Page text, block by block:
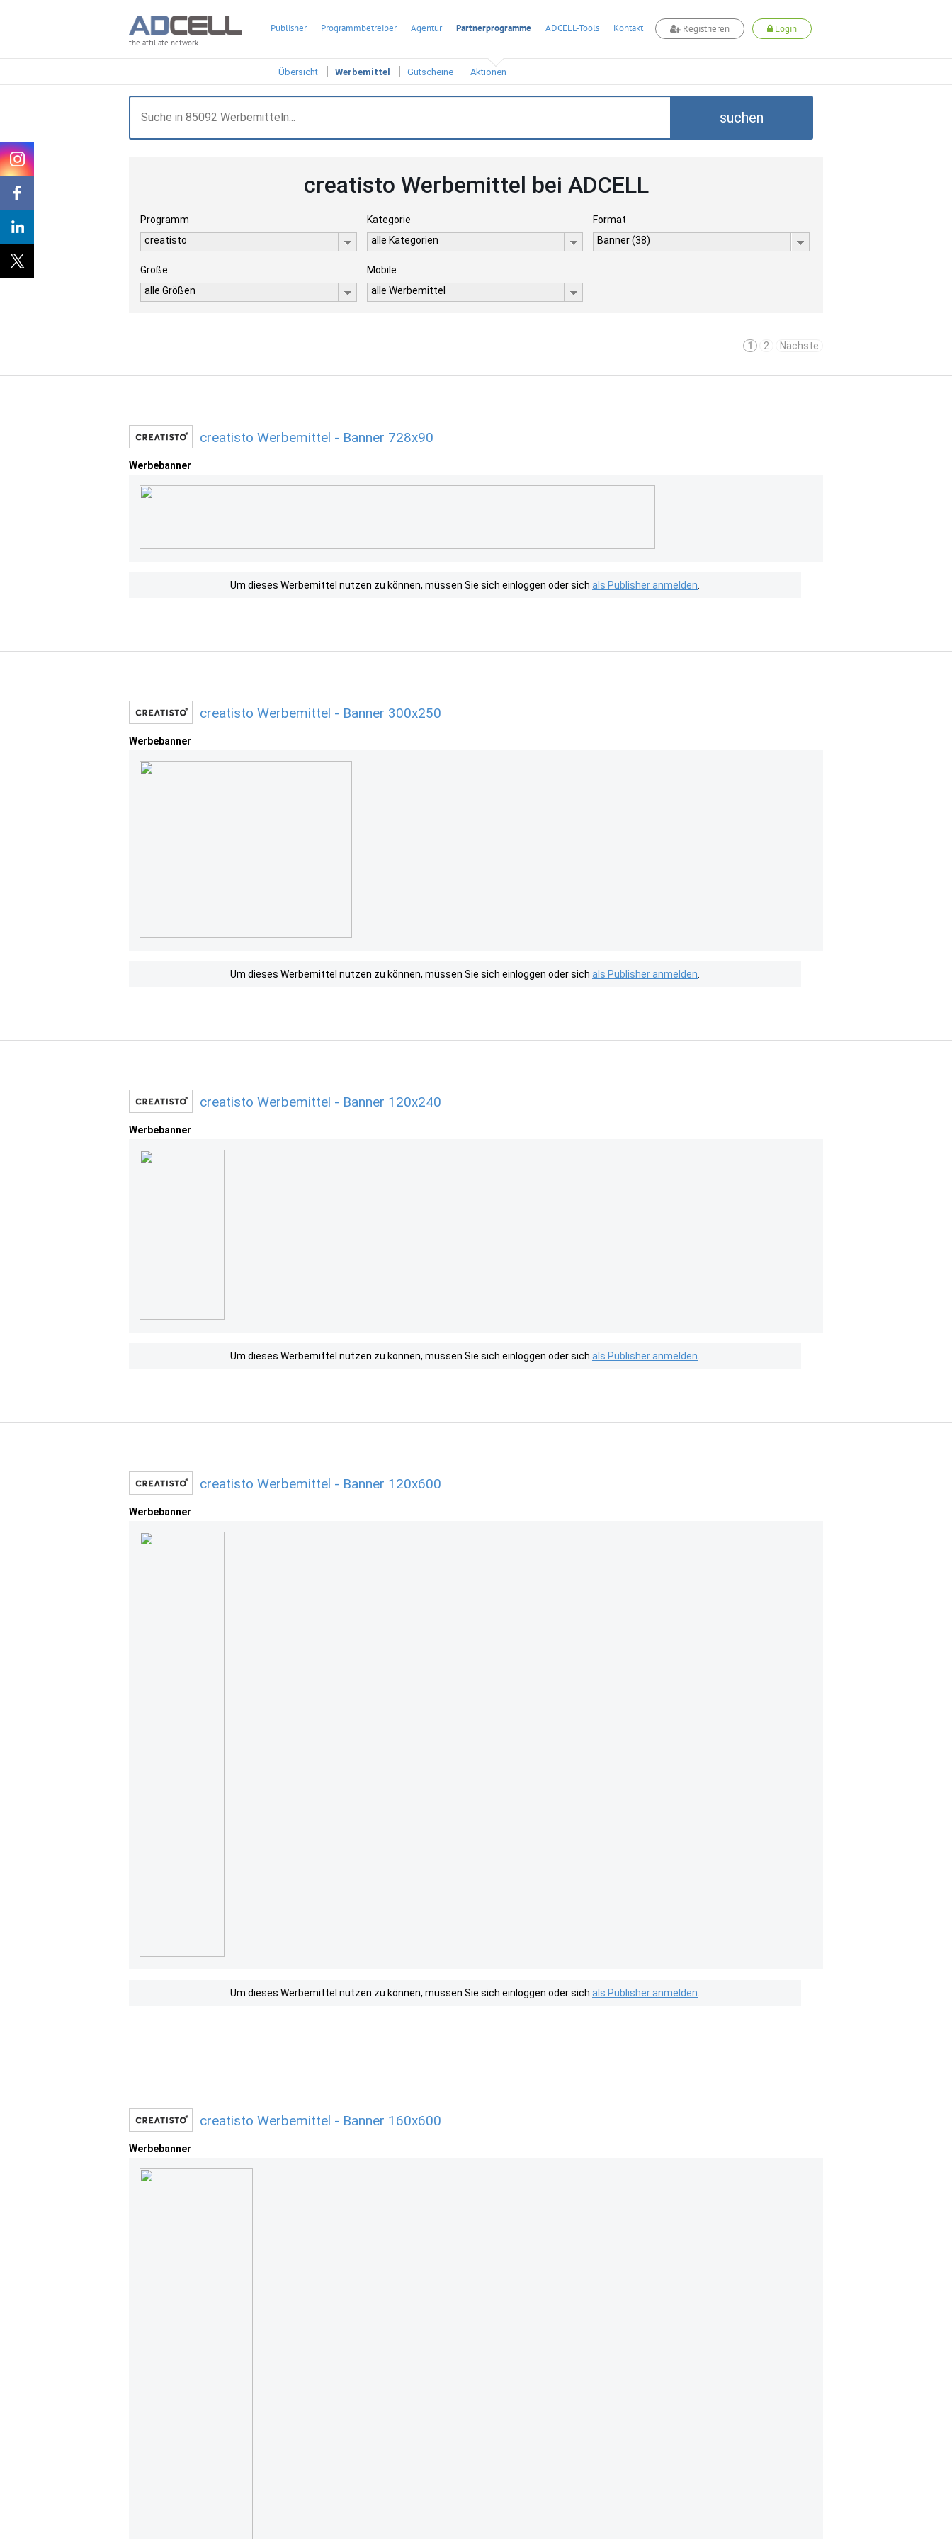
the affiliate network
Publisher Programmbetreiber Agentur Partnerprogramme ADCELL-Tools Kontakt Registrieren Login
Übersicht Werbemittel Gutscheine Aktionen
suchen
creatisto Werbemittel bei ADCELL
Programm
creatisto
Kategorie
alle Kategorien
Format
Banner (38)
Größe
alle Größen
Mobile
alle Werbemittel
1 2 Nächste
creatisto Werbemittel - Banner 728x90
Werbebanner
Um dieses Werbemittel nutzen zu können, müssen Sie sich einloggen oder sich als Publisher anmelden
creatisto Werbemittel - Banner 300x250
Werbebanner
Um dieses Werbemittel nutzen zu können, müssen Sie sich einloggen oder sich als Publisher anmelden
creatisto Werbemittel - Banner 120x240
Werbebanner
Um dieses Werbemittel nutzen zu können, müssen Sie sich einloggen oder sich als Publisher anmelden
creatisto Werbemittel - Banner 120x600
Werbebanner
Um dieses Werbemittel nutzen zu können, müssen Sie sich einloggen oder sich als Publisher anmelden
creatisto Werbemittel - Banner 160x600
Werbebanner